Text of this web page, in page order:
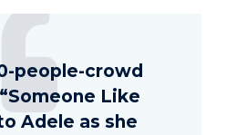
people-crowd
Like
Adele as she